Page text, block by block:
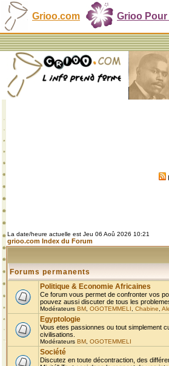
Grioo.com Grioo Pour
La date/heure actuelle est Jeu 06 Aoû 2026 10:21
grioo.com Index du Forum
Forums permanents
Politique & Economie Africaines
Ce forum vous permet de confronter vos
pouvez aussi discuter de tous les
Modérateurs BM OGOTEMMELI Chabine
Egyptologie
Vous etes passionnes ou tout simplement
civilisations.
Modérateurs BM OGOTEMMELI
Société
Discutez en toute décontraction, des